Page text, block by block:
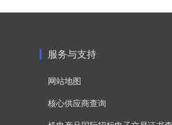
服务与支持
网站地图
核心供应商查询